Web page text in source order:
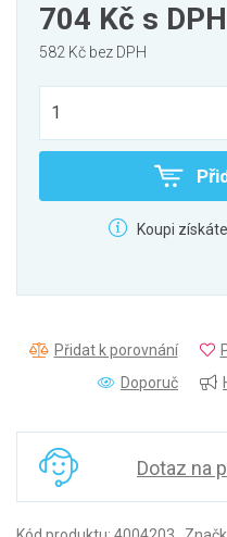
704 Kč s DPH
582 Kč bez DPH
Koupi
Přidat k porovnání
Doporuč
Dotaz na